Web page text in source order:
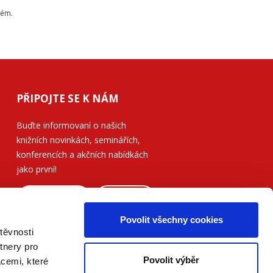
pro
které
Povolit všechny cookies
Povolit výběr
PŘIPOJTE SE K NÁM
Buďte informovaní o našich
knižních novinkách, seminářích,
konferencích a akčních nabídkách
jako první!
Přečtěte si, jak naše nakladatelství
nakládá s Vašimi
osobními údaji.